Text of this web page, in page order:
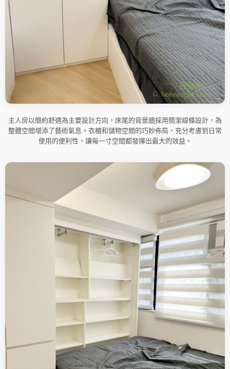
主人房以簡約舒適為主要設計方向，床尾的背景牆採用簡潔線條設計，為
整體空間增添了藝術氣息。衣櫃和儲物空間的巧妙佈局，充分考慮到日常
使用的便利性，讓每一寸空間都發揮出最大的效益。